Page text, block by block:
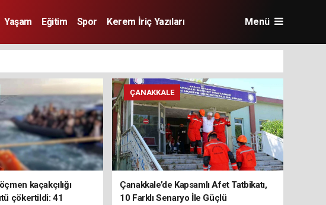
Yaşam Eğitim Spor Kerem İriç Yazıları Menü
kaçakçılığı
çökertildi: 41
ÇANAKKALE
Çanakkale’de Kapsamlı Afet Tatbikatı,
10 Farklı Senaryo İle Güçlü